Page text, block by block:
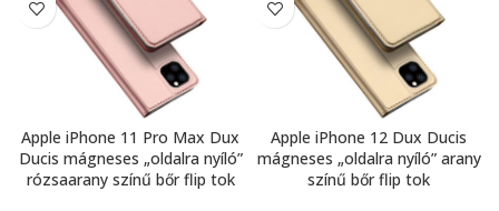
Apple iPhone 11 Pro Max Dux
Ducis mágneses „oldalra nyíló”
rózsaarany színű bőr flip tok
Apple iPhone 12 Dux Ducis
mágneses „oldalra nyíló” arany
színű bőr flip tok